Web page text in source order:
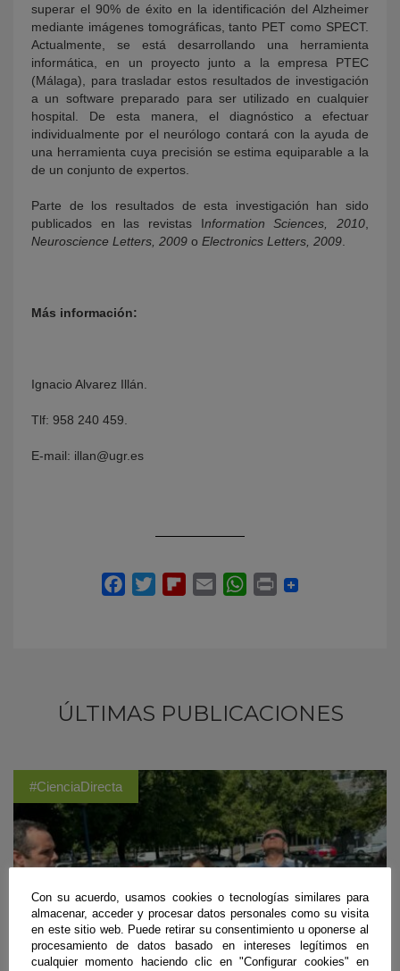
superar el 90% de éxito en la identificación del Alzheimer
mediante imágenes tomográficas, tanto PET como SPECT.
Actualmente, se está desarrollando una herramienta
informática, en un proyecto junto a la empresa PTEC
(Málaga), para trasladar estos resultados de investigación
a un software preparado para ser utilizado en cualquier
hospital. De esta manera, el diagnóstico a efectuar
individualmente por el neurólogo contará con la ayuda de
una herramienta cuya precisión se estima equiparable a la
de un conjunto de expertos.
Parte de los resultados de esta investigación han sido
publicados en las revistas Information Sciences, 2010
Neuroscience Letters, 2009 o Electronics Letters, 2009
Más información:
Ignacio Alvarez Illán.
Tlf: 958 240 459.
E-mail: illan@ugr.es
ÚLTIMAS PUBLICACIONES
#CienciaDirecta
Con su acuerdo, usamos cookies o tecnologías similares para
almacenar, acceder y procesar datos personales como su visita
en este sitio web. Puede retirar su consentimiento u oponerse al
procesamiento de datos basado en intereses legítimos en
cualquier momento haciendo clic en "Configurar cookies" en